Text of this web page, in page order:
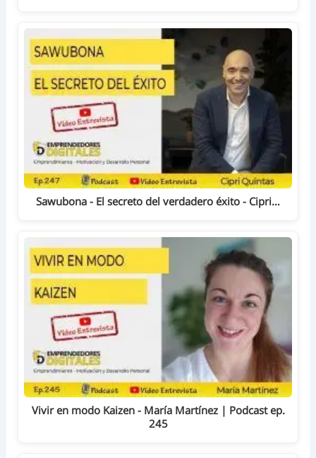
Sawubona - El secreto del verdadero éxito - Cipri…
Vivir en modo Kaizen - María Martínez | Podcast ep.
245